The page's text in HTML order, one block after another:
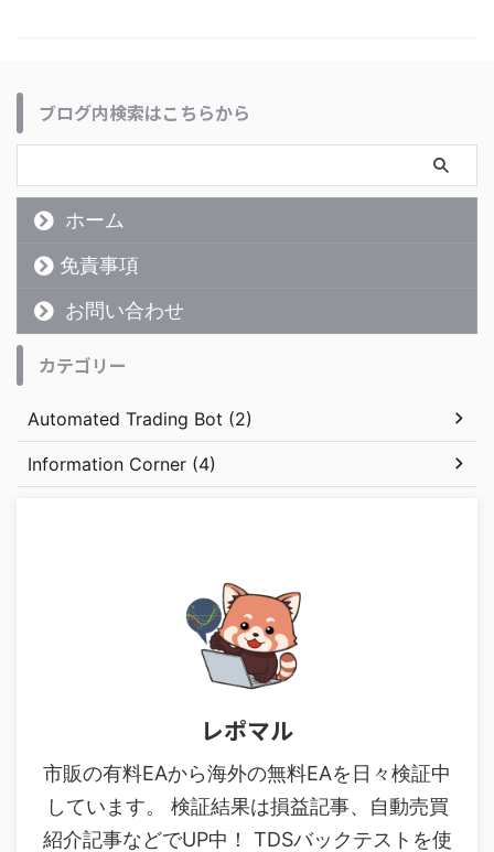
ブログ内検索はこちらから
ホーム
免責事項
お問い合わせ
カテゴリー
Automated Trading Bot (2)
Information Corner (4)
レポマル
市販の有料EAから海外の無料EAを日々検証中
しています。 検証結果は損益記事、自動売買
紹介記事などでUP中！ TDSバックテストを使